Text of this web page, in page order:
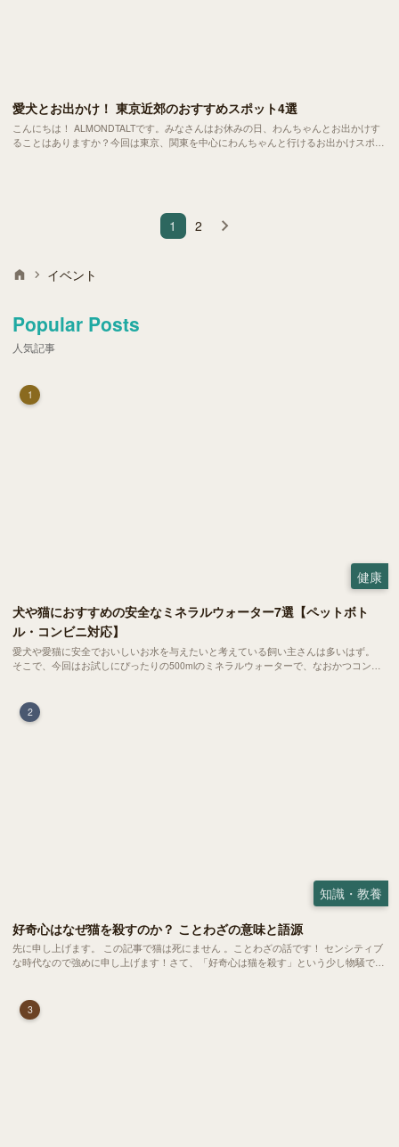
愛犬とお出かけ！ 東京近郊のおすすめスポット4選
こんにちは！ ALMONDTALTです。みなさんはお休みの日、わんちゃんとお出かけす
ることはありますか？今回は東京、関東を中心にわんちゃんと行けるお出かけスポッ
1 2
イベント
Popular Posts
人気記事
1
健康
犬や猫におすすめの安全なミネラルウォーター7選【ペットボト
ル・コンビニ対応】
愛犬や愛猫に安全でおいしいお水を与えたいと考えている飼い主さんは多いはず。
そこで、今回はお試しにぴったりの500mlのミネラルウォーターで、なおかつコンビ
2
知識・教養
好奇心はなぜ猫を殺すのか？ ことわざの意味と語源
先に申し上げます。 この記事で猫は死にません 。ことわざの話です！ センシティブ
な時代なので強めに申し上げます！さて、「好奇心は猫を殺す」という少し物騒で、
3